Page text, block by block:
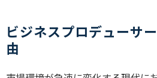
ビジネスプロデューサ
由